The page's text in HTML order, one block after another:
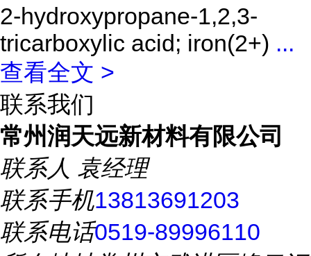
2-hydroxypropane-1,2,3-
tricarboxylic acid; iron(2+) ...
查看全文 >
联系我们
常州润天远新材料有限公司
联系人 袁经理
联系手机13813691203
联系电话0519-89996110